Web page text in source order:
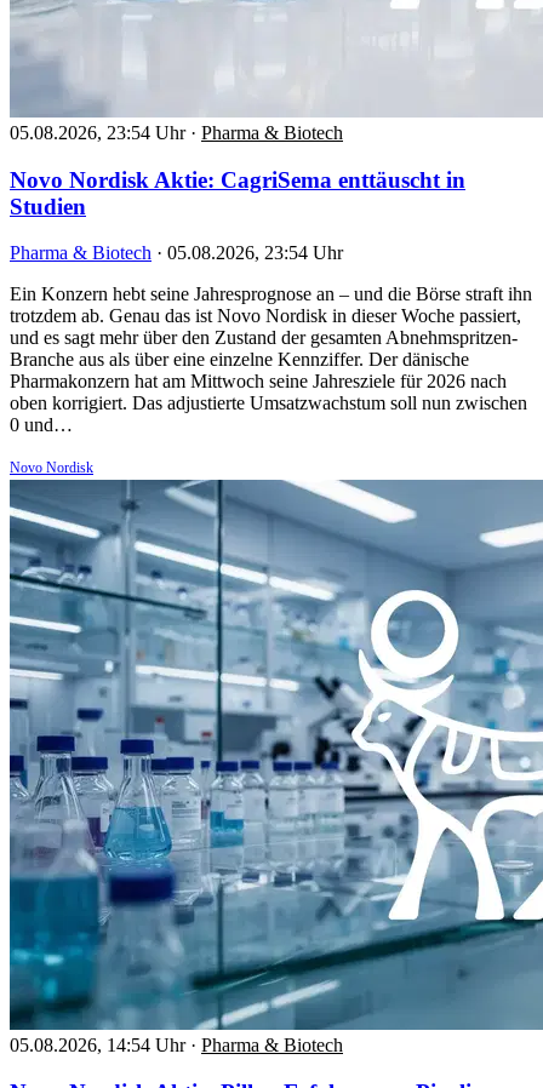
05.08.2026, 23:54 Uhr · Pharma & Biotech
Novo Nordisk Aktie: CagriSema enttäuscht in
Studien
Pharma & Biotech · 05.08.2026, 23:54 Uhr
Ein Konzern hebt seine Jahresprognose an – und die Börse straft ihn
trotzdem ab. Genau das ist Novo Nordisk in dieser Woche passiert,
und es sagt mehr über den Zustand der gesamten Abnehmspritzen-
Branche aus als über eine einzelne Kennziffer. Der dänische
Pharmakonzern hat am Mittwoch seine Jahresziele für 2026 nach
oben korrigiert. Das adjustierte Umsatzwachstum soll nun zwischen
0 und…
Novo Nordisk
05.08.2026, 14:54 Uhr · Pharma & Biotech